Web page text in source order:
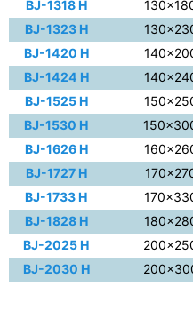
BJ-1318 H
BJ-1323 H
BJ-1420 H
BJ-1424 H
BJ-1525 H
BJ-1530 H
BJ-1626 H
BJ-1727 H
BJ-1733 H
BJ-1828 H
BJ-2025 H
BJ-2030 H